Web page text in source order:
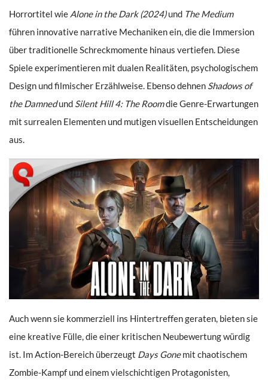
Horrortitel wie Alone in the Dark (2024)und The Medium
führen innovative narrative Mechaniken ein, die die Immersion
über traditionelle Schreckmomente hinaus vertiefen. Diese
Spiele experimentieren mit dualen Realitäten, psychologischem
Design und filmischer Erzählweise. Ebenso dehnen Shadows of
the Damnedund Silent Hill 4: The Roomdie Genre-Erwartungen
mit surrealen Elementen und mutigen visuellen Entscheidungen
aus.
Auch wenn sie kommerziell ins Hintertreffen geraten, bieten sie
eine kreative Fülle, die einer kritischen Neubewertung würdig
ist. Im Action-Bereich überzeugt Days Gonemit chaotischem
Zombie-Kampf und einem vielschichtigen Protagonisten,